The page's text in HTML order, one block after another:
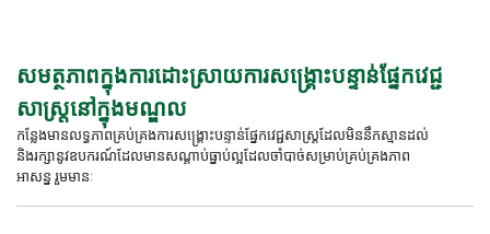
សមត្ថភាពក្នុងការដោះស្រាយការសង្គ្រោះបន្ទាន់ផ្នែកវេជ្ជ
សាស្រ្តនៅក្នុងមណ្ឌល
កន្លែងមានលទ្ធភាពគ្រប់គ្រងការសង្គ្រោះបន្ទាន់ផ្នែកវេជ្ជសាស្រ្តដែលមិននឹកស្មានដល់
និងរក្សានូវឧបករណ៍ដែលមានសណ្តាប់ធ្នាប់ល្អដែលចាំបាច់សម្រាប់គ្រប់គ្រងភាព
អាសន្ន រួមមានៈ